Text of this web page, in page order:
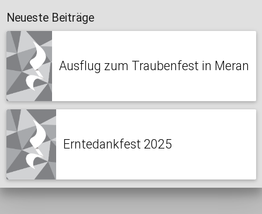
Neueste Beiträge
Ausflug zum Traubenfest in Meran
Erntedankfest 2025